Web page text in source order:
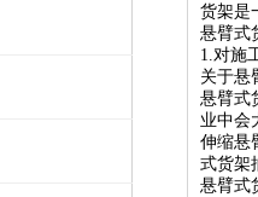
货架是
悬臂式
1.对施
关于悬
悬臂式
业中会
伸缩悬
式货架
悬臂式